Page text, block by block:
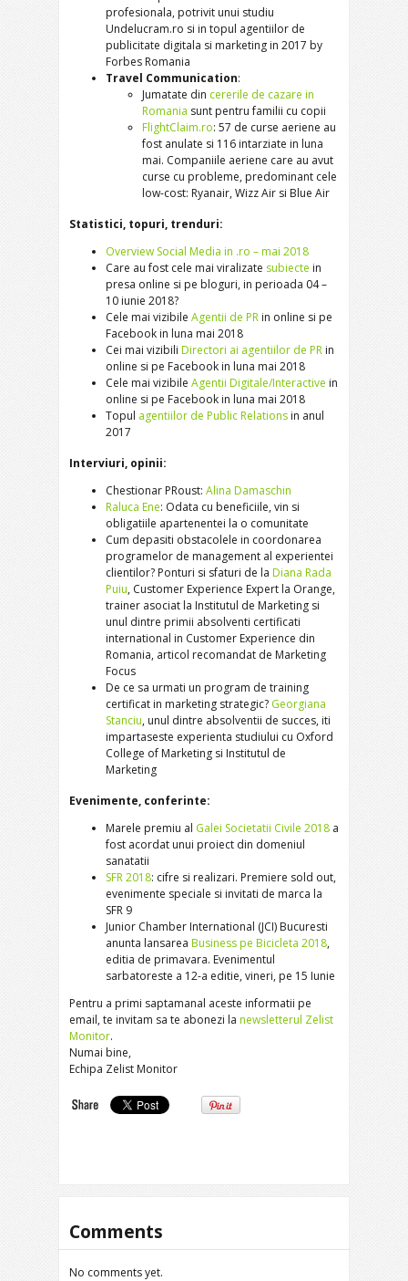
profesionala, potrivit unui studiu
Undelucram.ro si in topul agentiilor de
publicitate digitala si marketing in 2017 by
Forbes Romania
Travel Communication:
Jumatate din cererile de cazare in
Romania sunt pentru familii cu copii
FlightClaim.ro: 57 de curse aeriene au
fost anulate si 116 intarziate in luna
mai. Companiile aeriene care au avut
curse cu probleme, predominant cele
low-cost: Ryanair, Wizz Air si Blue Air
Statistici, topuri, trenduri:
Overview Social Media in .ro – mai 2018
Care au fost cele mai viralizate subiecte in
presa online si pe bloguri, in perioada 04 –
10 iunie 2018?
Cele mai vizibile Agentii de PR in online si pe
Facebook in luna mai 2018
Cei mai vizibili Directori ai agentiilor de PR in
online si pe Facebook in luna mai 2018
Cele mai vizibile Agentii Digitale/Interactive in
online si pe Facebook in luna mai 2018
Topul agentiilor de Public Relations in anul
2017
Interviuri, opinii:
Chestionar PRoust: Alina Damaschin
Raluca Ene: Odata cu beneficiile, vin si
obligatiile apartenentei la o comunitate
Cum depasiti obstacolele in coordonarea
programelor de management al experientei
clientilor? Ponturi si sfaturi de la Diana Rada
Puiu, Customer Experience Expert la Orange,
trainer asociat la Institutul de Marketing si
unul dintre primii absolventi certificati
international in Customer Experience din
Romania, articol recomandat de Marketing
Focus
De ce sa urmati un program de training
certificat in marketing strategic? Georgiana
Stanciu, unul dintre absolventii de succes, iti
impartaseste experienta studiului cu Oxford
College of Marketing si Institutul de
Marketing
Evenimente, conferinte:
Marele premiu al Galei Societatii Civile 2018 a
fost acordat unui proiect din domeniul
sanatatii
SFR 2018: cifre si realizari. Premiere sold out,
evenimente speciale si invitati de marca la
SFR 9
Junior Chamber International (JCI) Bucuresti
anunta lansarea Business pe Bicicleta 2018,
editia de primavara. Evenimentul
sarbatoreste a 12-a editie, vineri, pe 15 Iunie
Pentru a primi saptamanal aceste informatii pe
email, te invitam sa te abonezi la newsletterul Zelist
Monitor.
Numai bine,
Echipa Zelist Monitor
Comments
No comments yet.